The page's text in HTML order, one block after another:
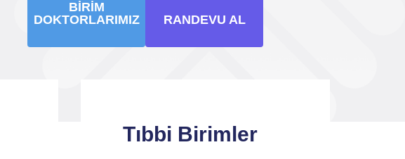
BIRIM
DOKTORLARIMIZ
RANDEVU AL
Tıbbi Birimler